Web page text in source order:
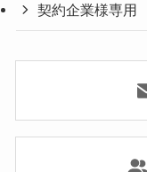
契約企業様専用